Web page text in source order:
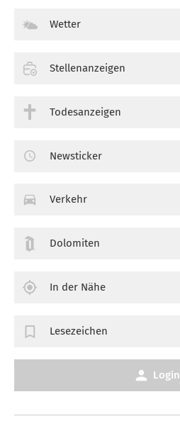
Wetter
Stellenanzeigen
Todesanzeigen
Newsticker
Verkehr
Dolomiten
In der Nähe
Lesezeichen
Login